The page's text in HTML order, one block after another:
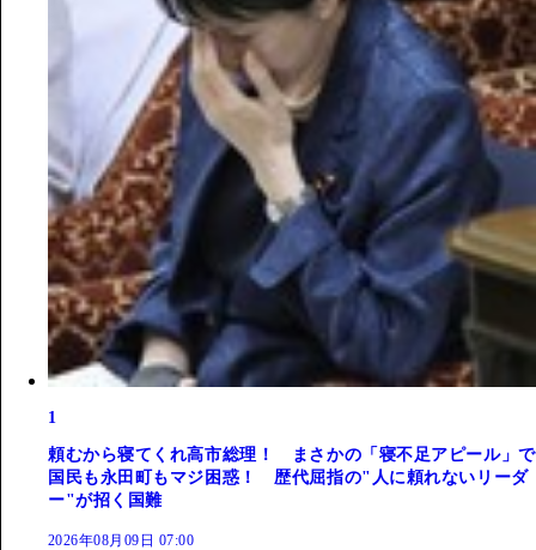
1
頼むから寝てくれ高市総理！ まさかの「寝不足アピール」で
国民も永田町もマジ困惑！ 歴代屈指の"人に頼れないリーダ
ー"が招く国難
2026年08月09日 07:00